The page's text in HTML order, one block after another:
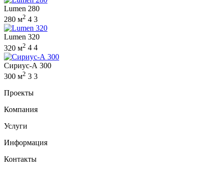
Lumen 280
280 м2 4 3
Lumen 320
320 м2 4 4
Сириус-А 300
300 м2 3 3
Проекты
Компания
Услуги
Информация
Контакты